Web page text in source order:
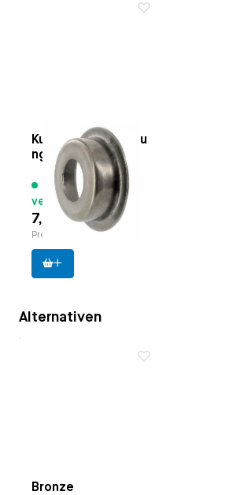
Kupplungsbetätigu
ngswelle
Rückholfeder teller
74 Artikel
verfügbar
7,01 €
Preise inkl. MwSt.
Alternativen
Bronze